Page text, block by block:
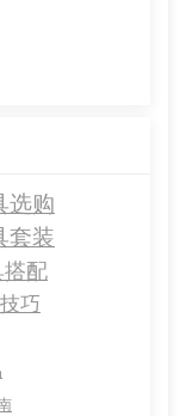
选购
套装
配
巧